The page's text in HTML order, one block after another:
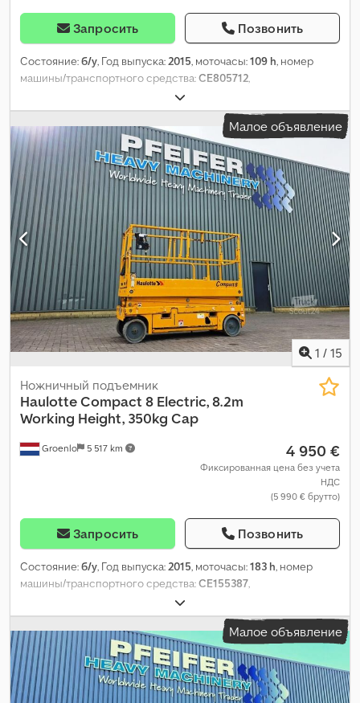
Запросить Позвонить
Состояние:б/у, Год выпуска:2015, моточасы:109 h, номер
машины/транспортного средства:CE805712,
Малое объявление
1 / 15
Groenlo 5 517 km
Ножничный подъемник
HaulotteCompact 8 Electric, 8.2m
Working Height, 350kg Cap
4 950 €
Фиксированная цена без учета
НДС
(5 990 € брутто)
Запросить Позвонить
Состояние:б/у, Год выпуска: 2015, моточасы:183 h, номер
машины/транспортного средства:CE155387
Малое объявление